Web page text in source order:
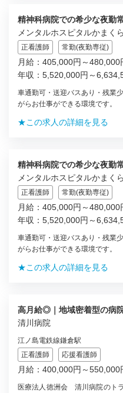
精神科病院での希少な夜勤
メンタルホスピタルかまく
正看護師 常勤(夜勤専従)
月給：405,000円～480,000
年収：5,520,000円～
車通勤可・送迎バスあり・残業
がらお仕事ができる環境です。
★この求人の詳細を見る
精神科病院での希少な夜勤
メンタルホスピタルかまく
正看護師 常勤(夜勤専従)
月給：405,000円～480,000
年収：5,520,000円～
車通勤可・送迎バスあり・残業
がらお仕事ができる環境です。
★この求人の詳細を見る
高月給◎｜地域密着型の病
清川病院
江ノ島電鉄線鎌倉駅
正看護師
応援看護師
月給：400,000円～550,000
医療法人徳洲会 清川病院のト